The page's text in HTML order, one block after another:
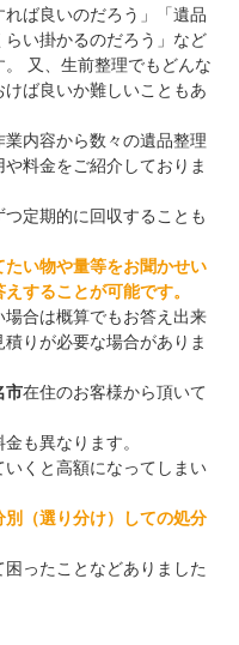
れば良いのだろう」「遺品
い掛かるのだろう」など
又、生前整理でもどんな
ば良いか難しいこともあ
内容から数々の遺品整理
料金をご紹介しておりま
定期的に回収することも
い物や量等をお聞かせい
することが可能です。
場合は概算でもお答え出来
りが必要な場合がありま
市在住のお客様から頂いて
も異なります。
くと高額になってしまい
（選り分け）しての処分
ったことなどありました